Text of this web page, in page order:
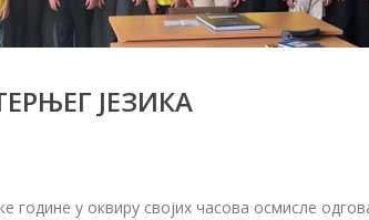
ЈЕЗИКА
године у оквиру својих часова осмисле